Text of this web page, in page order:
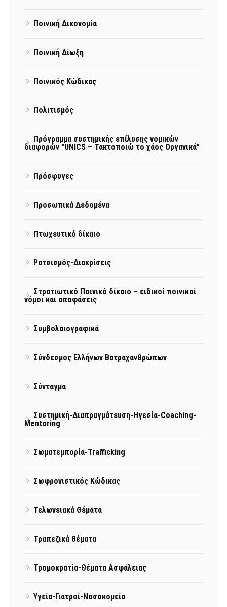
Ποινική Δικονομία
Ποινική Δίωξη
Ποινικός Κώδικας
Πολιτισμός
Πρόγραμμα συστημικής επίλυσης νομικών
διαφορών "UNICS – Τακτοποιώ το χάος Οργανικά"
Πρόσφυγες
Προσωπικά Δεδομένα
Πτωχευτικό δίκαιο
Ρατσισμός-Διακρίσεις
Στρατιωτικό Ποινικό δίκαιο – ειδικοί ποινικοί
νόμοι και αποφάσεις
Συμβολαιογραφικά
Σύνδεσμος Ελλήνων Βατραχανθρώπων
Σύνταγμα
Συστημική-Διαπραγμάτευση-Ηγεσία-Coaching-
Mentoring
Σωματεμπορία-Trafficking
Σωφρονιστικός Κώδικας
Τελωνειακά Θέματα
Τραπεζικά θέματα
Τρομοκρατία-Θέματα Ασφάλειας
Υγεία-Γιατροί-Νοσοκομεία